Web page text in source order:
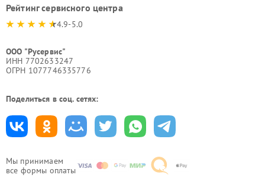
Мы принимаем
все формы оплаты
Рейтинг сервисного центра
4.9-5.0
ООО "Русервис"
ИНН 7702633247
ОГРН 1077746335776
Поделиться в соц. сетях: